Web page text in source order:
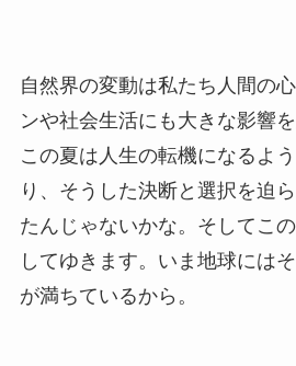
自然界の変動は私たち人間の
ンや社会生活にも大きな影響
この夏は人生の転機になるよ
り、そうした決断と選択を迫
たんじゃないかな。そしてこ
してゆきます。いま地球には
が満ちているから。